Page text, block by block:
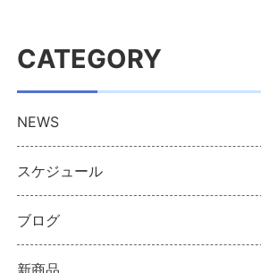
CATEGORY
NEWS
スケジュール
ブログ
新商品